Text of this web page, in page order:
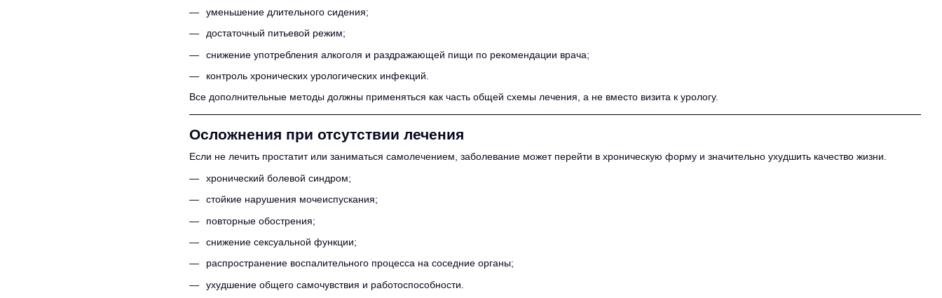
уменьшение длительного сидения;
достаточный питьевой режим;
снижение употребления алкоголя и раздражающей пищи по рекомендации врача;
контроль хронических урологических инфекций.
Все дополнительные методы должны применяться как часть общей схемы лечения, а не вместо визита к урологу.
Осложнения при отсутствии лечения
Если не лечить простатит или заниматься самолечением, заболевание может перейти в хроническую форму и значительно ухудшить качество жизни.
хронический болевой синдром;
стойкие нарушения мочеиспускания;
повторные обострения;
снижение сексуальной функции;
распространение воспалительного процесса на соседние органы;
ухудшение общего самочувствия и работоспособности.